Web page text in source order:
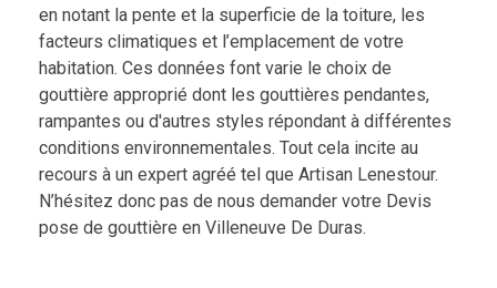
en notant la pente et la superficie de la toiture, les
facteurs climatiques et l’emplacement de votre
habitation. Ces données font varie le choix de
gouttière approprié dont les gouttières pendantes,
rampantes ou d'autres styles répondant à différentes
conditions environnementales. Tout cela incite au
recours à un expert agréé tel que Artisan Lenestour.
N’hésitez donc pas de nous demander votre Devis
pose de gouttière en Villeneuve De Duras.